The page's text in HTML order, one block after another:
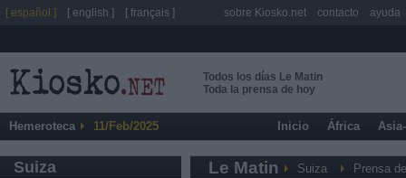
Todos los días Le Matin
Toda la prensa de hoy
Hemeroteca 11/Feb/2025 Inicio África
Suiza Le Matin Suiza Prensa
[ español ] [ english ] [ français ] sobre Kiosko.net contacto ayuda